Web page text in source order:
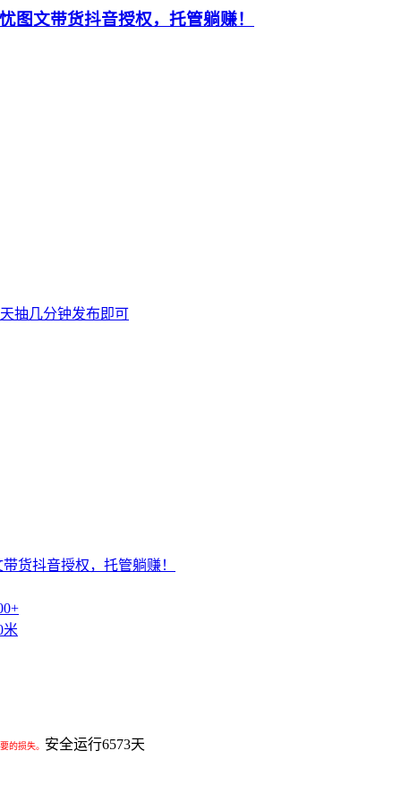
图文带货抖音授权，托管躺赚！
抽几分钟发布即可
货抖音授权，托管躺赚！
米
的损失。 安全运行6573天